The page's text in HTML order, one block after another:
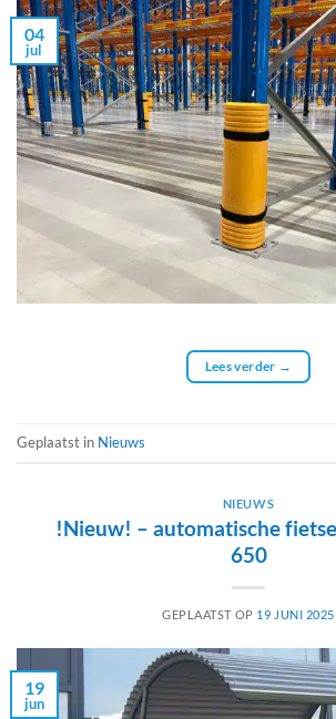
04
jul
Lees verder →
Geplaatst in Nieuws
NIEUWS
!Nieuw! – automatische
650
GEPLAATST OP 19 JUNI 2025
19
jun